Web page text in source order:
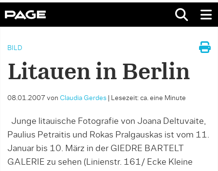
BILD
Litauen in Berlin
08.01.2007 von Claudia Gerdes Lesezeit: ca. eine Minute
Junge litauische Fotografie von Joana Deltuvaite,
Paulius Petraitis und Rokas Pralgauskas ist vom 11.
Januar bis 10. März in der GIEDRE BARTELT
GALERIE zu sehen (Linienstr. 161/ Ecke Kleine